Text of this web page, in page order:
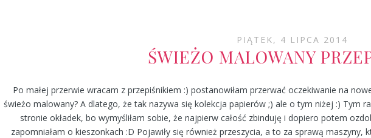
PIĄTEK, 4 LIPCA 2014
ŚWIEŻO MALOWANY
Po małej przerwie wracam z przepiśnikiem :) postanowiłam przerwać oczekiwanie na
świeżo malowany? A dlatego, że tak nazywa się kolekcja papierów ;) ale o tym niżej :) Tym
stronie okładek, bo wymyśliłam sobie, że najpierw całość zbinduję i dopiero potem
zapomniałam o kieszonkach :D Pojawiły się również przeszycia, a to za sprawą maszyny,